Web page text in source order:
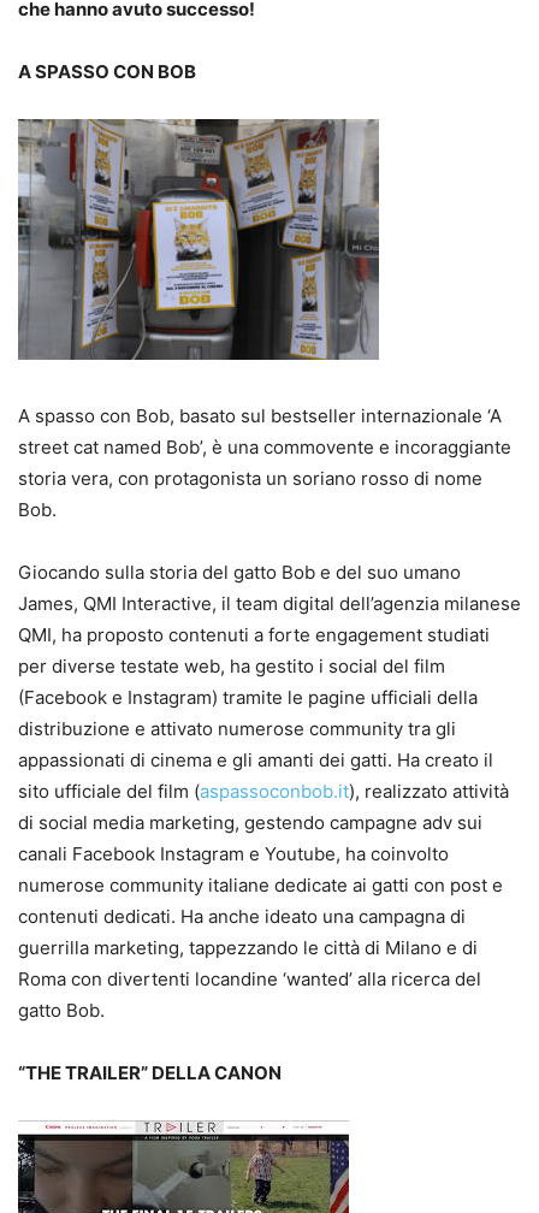
che hanno avuto successo!
A SPASSO CON BOB
A spasso con Bob, basato sul bestseller internazionale ‘A
street cat named Bob’, è una commovente e incoraggiante
storia vera, con protagonista un soriano rosso di nome
Bob.
Giocando sulla storia del gatto Bob e del suo umano
James, QMI Interactive, il team digital dell’agenzia milanese
QMI, ha proposto contenuti a forte engagement studiati
per diverse testate web, ha gestito i social del film
(Facebook e Instagram) tramite le pagine ufficiali della
distribuzione e attivato numerose community tra gli
appassionati di cinema e gli amanti dei gatti. Ha creato il
sito ufficiale del film (aspassoconbob.it), realizzato attività
di social media marketing, gestendo campagne adv sui
canali Facebook Instagram e Youtube, ha coinvolto
numerose community italiane dedicate ai gatti con post e
contenuti dedicati. Ha anche ideato una campagna di
guerrilla marketing, tappezzando le città di Milano e di
Roma con divertenti locandine ‘wanted’ alla ricerca del
gatto Bob.
“THE TRAILER” DELLA CANON